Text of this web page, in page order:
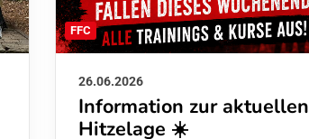
FFC
26.06.2026
Information zur aktuellen
Hitzelage ☀️